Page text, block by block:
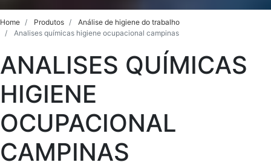
Home Produtos
Análise de higiene do trabalho
Analises químicas higiene ocupacional campinas
ANALISES QUÍMICAS
HIGIENE
OCUPACIONAL
CAMPINAS